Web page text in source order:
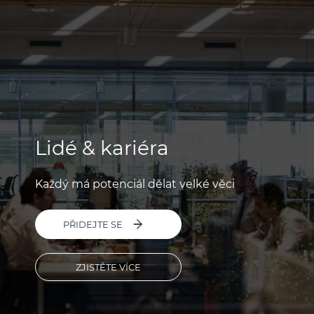
Lidé & kariéra
Každý má potenciál dělat velké věci
PŘIDEJTE SE
ZJISTĚTE VÍCE